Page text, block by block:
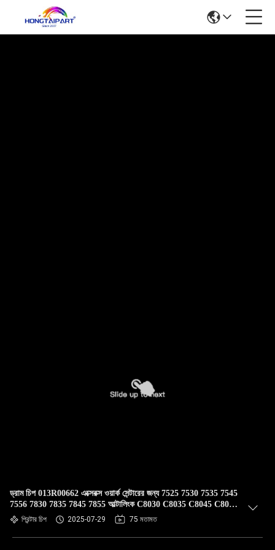
ড্রাম চিপ 013R00662 এক্সেরক্স ওয়ার্ক সেন্টারের জন্য 7525 7530 7535 7545
7556 7830 7835 7845 7855 আল্টালিংক C8030 C8035 C8045 C8055
C8070 EC8036 EC8056
প্রিন্টার চিপ 2025-07-29 75 মতামত